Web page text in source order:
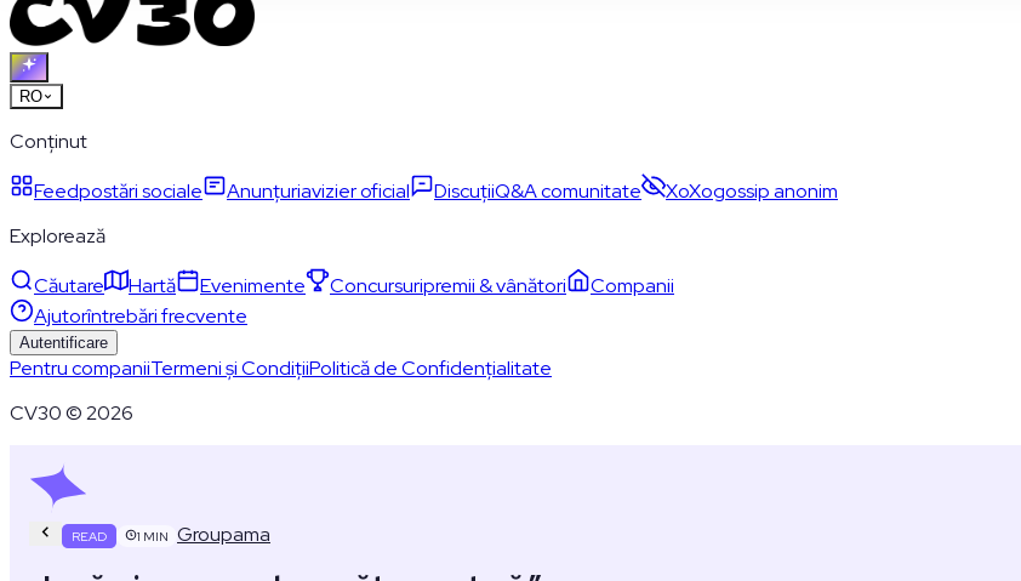
RO
Conținut
Feedpostări sociale Anunțuriavizier oficial DiscuțiiQ&A comunitate XoXogossip anonim
Explorează
Căutare
Hartă Evenimente Concursuripremii & vânători
Companii
Ajutorîntrebări frecvente
Autentificare
Pentru companiiTermeni și CondițiiPolitică de Confidențialitate
CV30 © 2026
READ 1 MIN Groupama